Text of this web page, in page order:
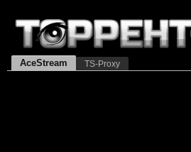
AceStream TS-Proxy